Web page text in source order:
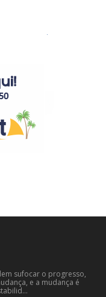
sufocar o progresso,
e a mudança é